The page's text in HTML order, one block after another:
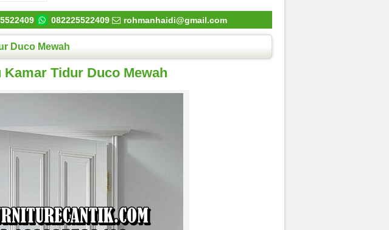
082225522409 rohmanhaidi@gmail.com
Duco Mewah
Kamar Tidur Duco Mewah